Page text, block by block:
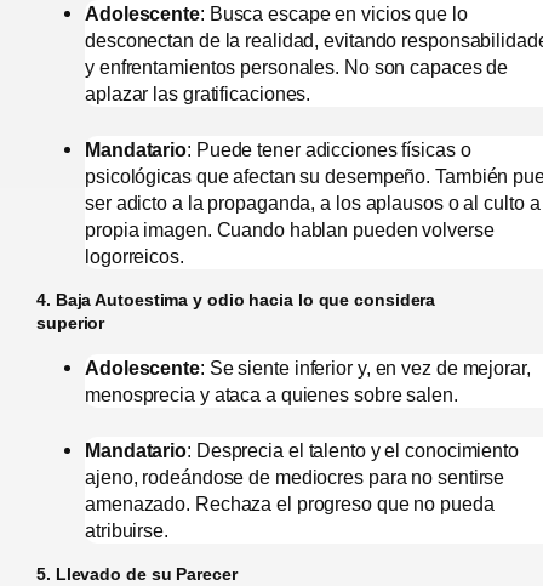
Adolescente: Busca escape en vicios que lo
desconectan de la realidad, evitando
y enfrentamientos personales. No son capaces de
aplazar las gratificaciones.
Mandatario: Puede tener adicciones físicas o
psicológicas que afectan su desempeño. También
ser adicto a la propaganda, a los aplausos o al culto
propia imagen. Cuando hablan pueden volverse
logorreicos.
4. Baja Autoestima y odio hacia lo que considera
superior
Adolescente: Se siente inferior y, en vez de mejorar,
menosprecia y ataca a quienes sobre salen.
Mandatario: Desprecia el talento y el conocimiento
ajeno, rodeándose de mediocres para no sentirse
amenazado. Rechaza el progreso que no pueda
atribuirse.
5. Llevado de su Parecer